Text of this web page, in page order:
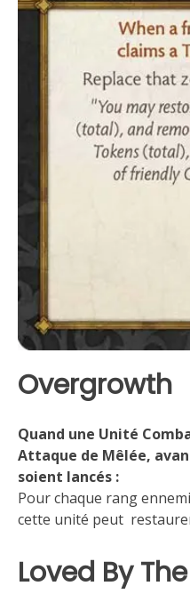
Overgrowth
Quand une Unité
Attaque de Mêlée,
soient lancés :
Pour chaque rang
cette unité peut
Loved By